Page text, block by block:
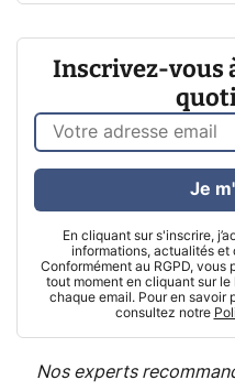
Inscrivez-vous
En cliquant sur s'inscrire,
informations, actualités et
Conformément au RGPD,
tout moment en cliquant sur
chaque email. Pour en savoir
consultez notre
Je
Nos experts